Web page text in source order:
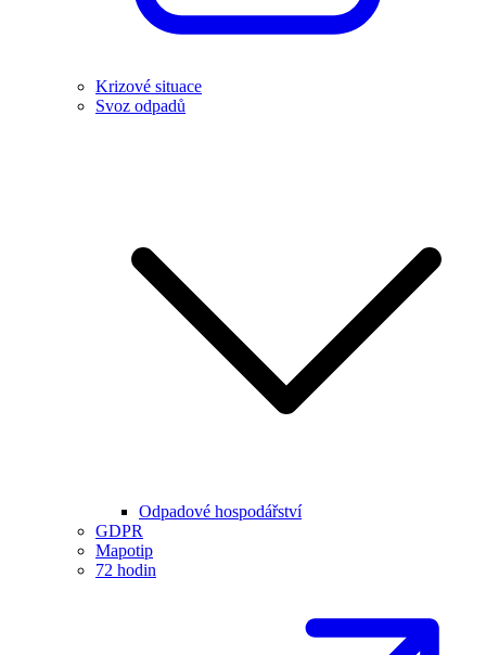
Krizové situace
Svoz odpadů
Odpadové hospodářství
GDPR
Mapotip
72 hodin